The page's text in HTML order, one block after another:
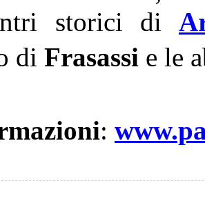
storici di
di Frasassi e le
: